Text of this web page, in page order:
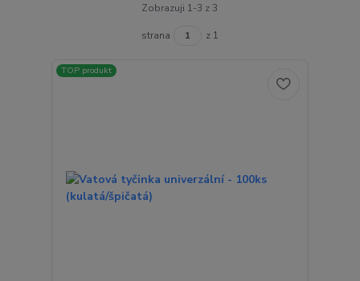
Zobrazuji 1-3 z 3
strana z 1
TOP produkt